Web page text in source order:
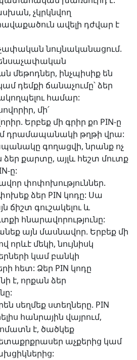
չկրկնվող
ավելի դժվար է
նույնականացում.
մեթոդներ, ինչպիսիք են
դեմքի ճանաչումը՝ ձեր
համար:
մի՛
Երբեք մի գրիր քո PIN-ը
դրամապանակի թղթի վրա:
գողացվի, նրանք ոչ
ձեր քարտը, այլև հեշտ մուտք
ը:
փոփոխություններ.
ձեր PIN կոդը: Սա
ճիշտ գուշակելու և
հնարավորությունը:
այն մասնավոր. Երբեք մի
որևէ մեկի, նույնիսկ
կամ բանկի
հետ: Ձեր PIN կոդը
է, որքան ձեր
սեղմեք ստեղները. PIN
հանրային վայրում,
է, ծածկեք
աչքերից կամ